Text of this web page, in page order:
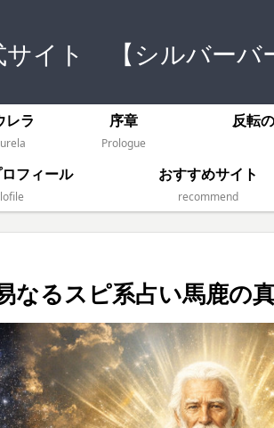
サイト 【シルバーバ
レラ
urela
序章
Prologue
反転
フィール
おすすめサイト
recommend
なるスピ系占い馬鹿の